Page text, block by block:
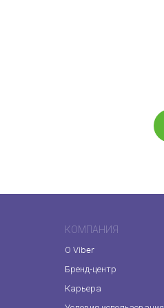
КОМПАНИЯ
О Viber
Бренд-центр
Карьера